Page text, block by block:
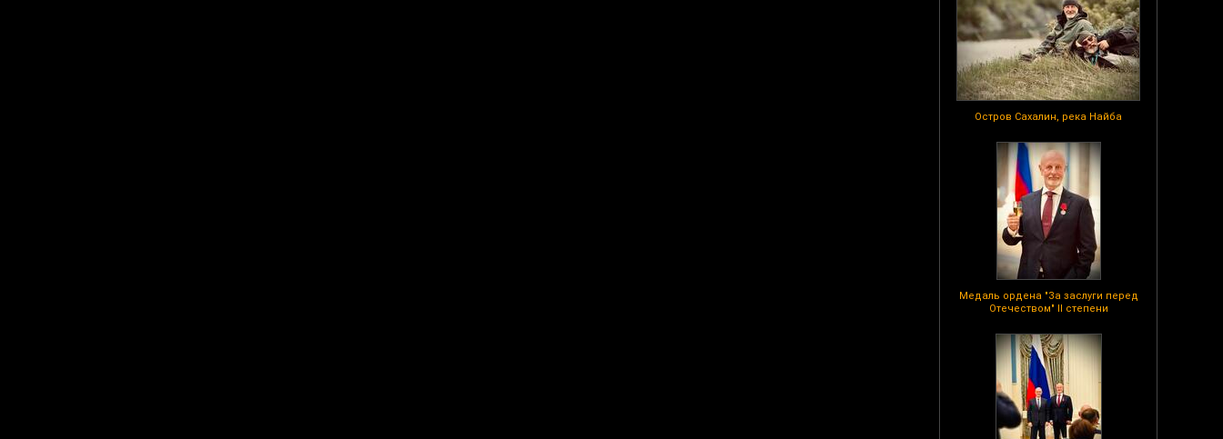
Остров Сахалин, река Найба
Медаль ордена "За заслуги перед
Отечеством" II степени